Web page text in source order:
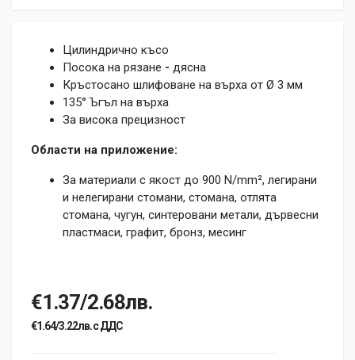
Цилиндрично късо
Посока на рязане - дясна
Кръстосано шлифоване на върха от Ø 3 мм
135° Ъгъл на върха
За висока прецизност
Области на приложение:
За материали с якост до 900 N/mm², легирани
и нелегирани стомани, стомана, отлята
стомана, чугун, синтеровани метали, дървесни
пластмаси, графит, бронз, месинг
€1.37/2.68лв.
€1.64/3.22лв. с ДДС